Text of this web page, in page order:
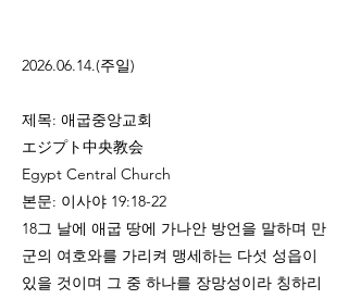
2026.06.14.(주일)
제목: 애굽중앙교회
エジプト中央教会
Egypt Central Church
본문: 이사야 19:18-22
18그 날에 애굽 땅에 가나안 방언을 말하며 만
군의 여호와를 가리켜 맹세하는 다섯 성읍이
있을 것이며 그 중 하나를 장망성이라 칭하리